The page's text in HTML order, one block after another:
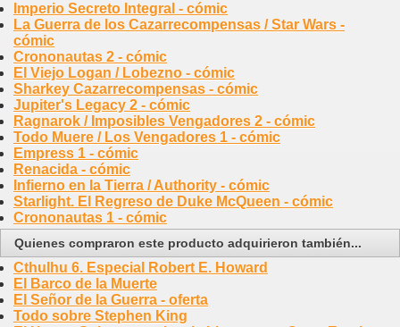
Imperio Secreto Integral - cómic
La Guerra de los Cazarrecompensas / Star Wars -
cómic
Crononautas 2 - cómic
El Viejo Logan / Lobezno - cómic
Sharkey Cazarrecompensas - cómic
Jupiter's Legacy 2 - cómic
Ragnarok / Imposibles Vengadores 2 - cómic
Todo Muere / Los Vengadores 1 - cómic
Empress 1 - cómic
Renacida - cómic
Infierno en la Tierra / Authority - cómic
Starlight. El Regreso de Duke McQueen - cómic
Crononautas 1 - cómic
Quienes compraron este producto adquirieron también...
Cthulhu 6. Especial Robert E. Howard
El Barco de la Muerte
El Señor de la Guerra - oferta
Todo sobre Stephen King